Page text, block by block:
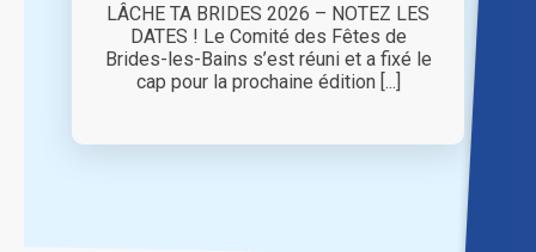
LÂCHE TA BRIDES 2026 – NOTEZ LES
DATES ! Le Comité des Fêtes de
Brides-les-Bains s’est réuni et a fixé le
cap pour la prochaine édition [...]